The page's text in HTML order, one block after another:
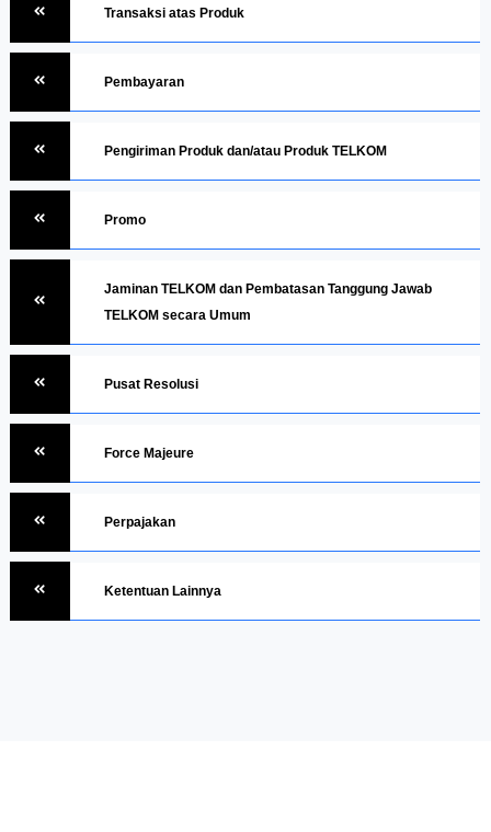
Transaksi atas Produk
Pembayaran
Pengiriman Produk dan/atau Produk TELKOM
Promo
Jaminan TELKOM dan Pembatasan Tanggung Jawab
TELKOM secara Umum
Pusat Resolusi
Force Majeure
Perpajakan
Ketentuan Lainnya